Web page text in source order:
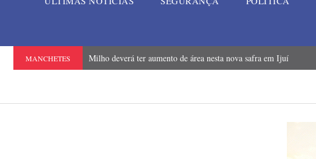
MANCHETES Milho deverá ter aumento de área nesta nova safra em Ijuí